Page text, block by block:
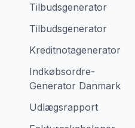
Tilbudsgenerator
Tilbudsgenerator
Kreditnotagenerator
Indkøbsordre-
Generator Danmark
Udlægsrapport